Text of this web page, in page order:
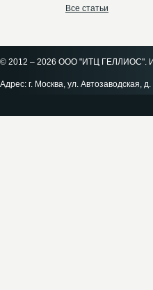
Все статьи
© 2012 – 2026 ООО "ИТЦ ГЕЛЛИОС".
Адрес: г. Москва, ул.